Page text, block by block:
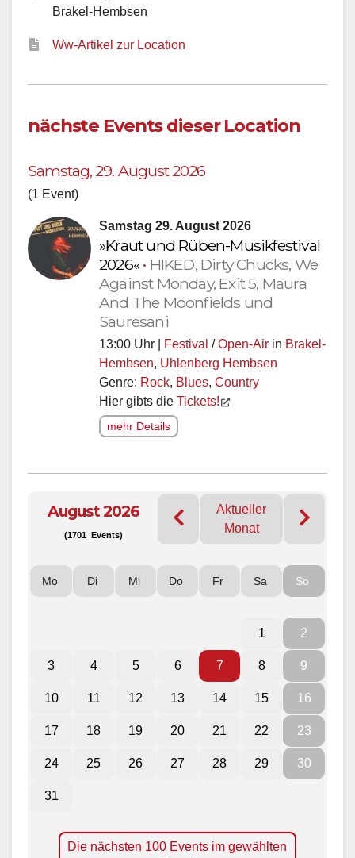
Brakel-Hembsen
Ww-Artikel zur Location
nächste Events dieser Location
Samstag, 29. August 2026
(1 Event)
Samstag 29. August 2026
»Kraut und Rüben-Musikfestival
2026«• HIKED, Dirty Chucks, We
Against Monday, Exit 5, Maura
And The Moonfields und
Sauresani
13:00 Uhr | Festival /Open-Air in Brakel-
Hembsen, Uhlenberg Hembsen
Genre: Rock, Blues, Country
Hier gibts die Tickets!
mehr Details
August 2026
(1701 Events)
Aktueller
Monat
Mo Di Mi Do Fr Sa So
1 2
3 4 5 6 7 8 9
10 11 12 13 14 15 16
17 18 19 20 21 22 23
24 25 26 27 28 29 30
31
Die nächsten 100 Events im gewählten